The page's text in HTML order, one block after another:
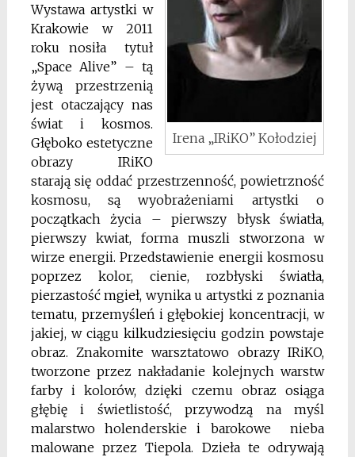
Irena „IRiKO” Kołodziej
Wystawa artystki w
Krakowie w 2011
roku nosiła tytuł
„Space Alive” – tą
żywą przestrzenią
jest otaczający nas
świat i kosmos.
Głęboko estetyczne
obrazy IRiKO
starają się oddać przestrzenność, powietrzność
kosmosu, są wyobrażeniami artystki o
początkach życia – pierwszy błysk światła,
pierwszy kwiat, forma muszli stworzona w
wirze energii. Przedstawienie energii kosmosu
poprzez kolor, cienie, rozbłyski światła,
pierzastość mgieł, wynika u artystki z poznania
tematu, przemyśleń i głębokiej koncentracji, w
jakiej, w ciągu kilkudziesięciu godzin powstaje
obraz. Znakomite warsztatowo obrazy IRiKO,
tworzone przez nakładanie kolejnych warstw
farby i kolorów, dzięki czemu obraz osiąga
głębię i świetlistość, przywodzą na myśl
malarstwo holenderskie i barokowe nieba
malowane przez Tiepola. Dzieła te odrywają